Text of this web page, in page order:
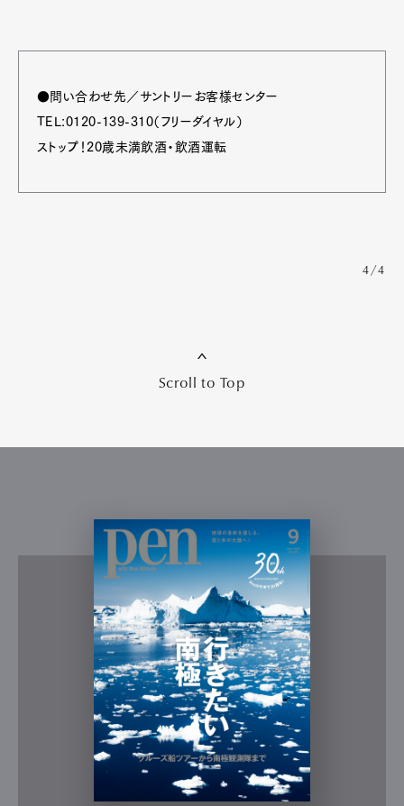
●問い合わせ先／サントリーお客様センター
TEL:0120-139-310（フリーダイヤル）
ストップ！20歳未満飲酒・飲酒運転
4/4
Scroll to Top